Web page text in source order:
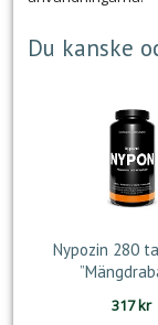
Du kanske
Nypozin 280
317kr